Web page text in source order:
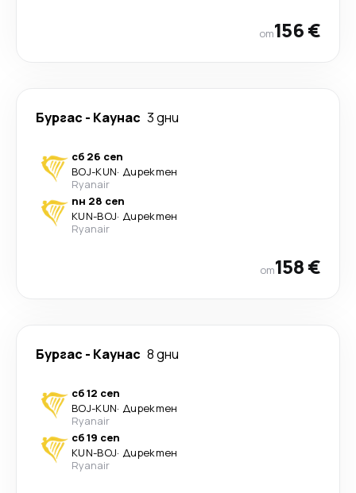
от156 €
Бургас - Каунас 3 дни
сб 26 сеп
BOJ-KUN· Директен
Ryanair
пн 28 сеп
KUN-BOJ· Директен
Ryanair
от158 €
Бургас - Каунас 8 дни
сб 12 сеп
BOJ-KUN· Директен
Ryanair
сб 19 сеп
KUN-BOJ· Директен
Ryanair